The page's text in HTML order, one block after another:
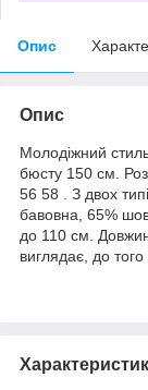
Опис
Опис
Молодіжний
бюсту 150 см.
56 58 . З двох
бавовна, 65%
до 110 см.
виглядає, до